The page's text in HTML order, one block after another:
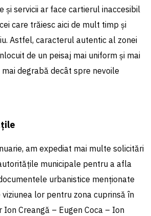
și servicii ar face cartierul inaccesibil
care trăiesc aici de mult timp și
Astfel, caracterul autentic al zonei
de un peisaj mai uniform și mai
degrabă decât spre nevoile
am expediat mai multe solicitări
municipale pentru a afla
urbanistice menționate
viziunea lor pentru zona cuprinsă în
Creangă – Eugen Coca – Ion